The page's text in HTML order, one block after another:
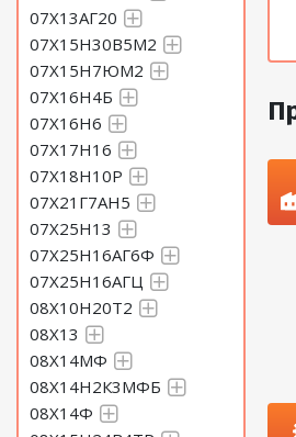
07Х13АГ20
07Х15Н30В5М2
07Х15Н7ЮМ2
07Х16Н4Б
07Х16Н6
07Х17Н16
07Х18Н10Р
07Х21Г7АН5
07Х25Н13
07Х25Н16АГ6Ф
07Х25Н16АГЦ
08Х10Н20Т2
08Х13
08Х14МФ
08Х14Н2К3МФБ
08Х14Ф